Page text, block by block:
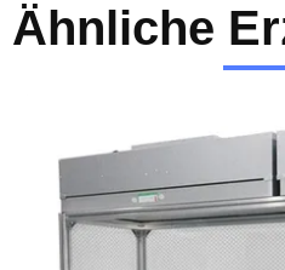
Ähnliche